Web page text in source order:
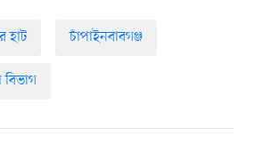
হাট চাঁপাইনবাবগঞ্জ
বিভাগ